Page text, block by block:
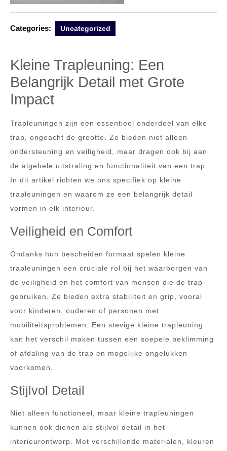
Categories: Uncategorized
Kleine Trapleuning: Een
Belangrijk Detail met Grote
Impact
Trapleuningen zijn een essentieel onderdeel van elke
trap, ongeacht de grootte. Ze bieden niet alleen
ondersteuning en veiligheid, maar dragen ook bij aan
de algehele uitstraling en functionaliteit van een trap.
In dit artikel richten we ons specifiek op kleine
trapleuningen en waarom ze een belangrijk detail
vormen in elk interieur.
Veiligheid en Comfort
Ondanks hun bescheiden formaat spelen kleine
trapleuningen een cruciale rol bij het waarborgen van
de veiligheid en het comfort van mensen die de trap
gebruiken. Ze bieden extra stabiliteit en grip, vooral
voor kinderen, ouderen of personen met
mobiliteitsproblemen. Een stevige kleine trapleuning
kan het verschil maken tussen een soepele beklimming
of afdaling van de trap en mogelijke ongelukken
voorkomen.
Stijlvol Detail
Niet alleen functioneel, maar kleine trapleuningen
kunnen ook dienen als stijlvol detail in het
interieurontwerp. Met verschillende materialen, kleuren